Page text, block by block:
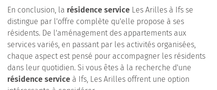
En conclusion, la résidence service Les Arilles à Ifs se
distingue par l'offre complète qu'elle propose à ses
résidents. De l'aménagement des appartements aux
services variés, en passant par les activités organisées,
chaque aspect est pensé pour accompagner les résidents
dans leur quotidien. Si vous êtes à la recherche d'une
résidence service à Ifs, Les Arilles offrent une option